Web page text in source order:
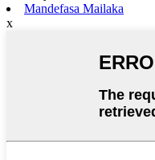
Mandefasa Mailaka
x